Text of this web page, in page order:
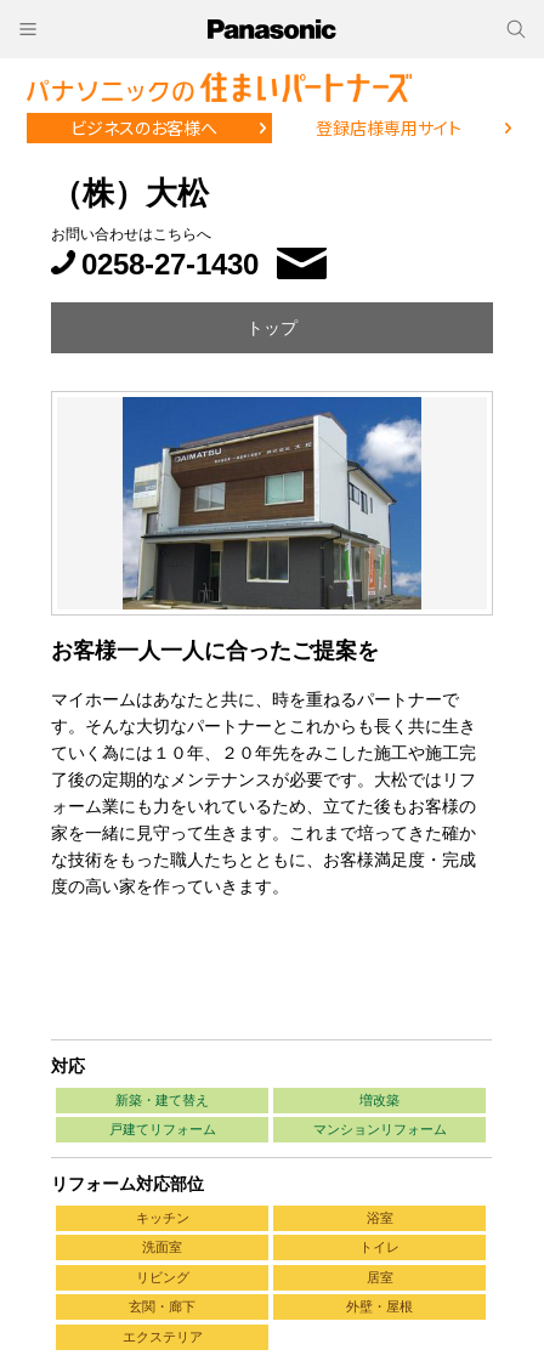
ビジネスのお客様へ 登録店様専用サイト
（株）大松
お問い合わせはこちらへ
0258-27-1430
トップ
お客様一人一人に合ったご提案を
マイホームはあなたと共に、時を重ねるパートナーで
す。そんな大切なパートナーとこれからも長く共に生き
ていく為には１０年、２０年先をみこした施工や施工完
了後の定期的なメンテナンスが必要です。大松ではリフ
ォーム業にも力をいれているため、立てた後もお客様の
家を一緒に見守って生きます。これまで培ってきた確か
な技術をもった職人たちとともに、お客様満足度・完成
度の高い家を作っていきます。
対応
新築・建て替え 増改築
戸建てリフォーム マンションリフォーム
リフォーム対応部位
キッチン 浴室
洗面室 トイレ
リビング 居室
玄関・廊下 外壁・屋根
エクステリア